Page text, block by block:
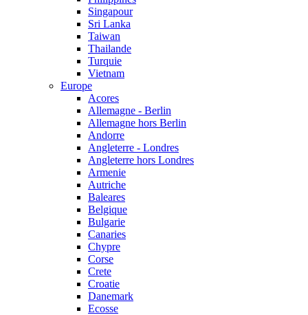
Singapour
Sri Lanka
Taiwan
Thailande
Turquie
Vietnam
Europe
Acores
Allemagne - Berlin
Allemagne hors Berlin
Andorre
Angleterre - Londres
Angleterre hors Londres
Armenie
Autriche
Baleares
Belgique
Bulgarie
Canaries
Chypre
Corse
Crete
Croatie
Danemark
Ecosse